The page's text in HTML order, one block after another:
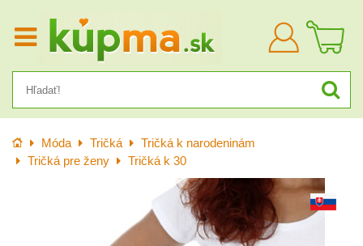
Prihlásiť
sa
Úvod Móda Tričká
Tričká k narodeninám
Tričká pre ženy
Tričká k 30